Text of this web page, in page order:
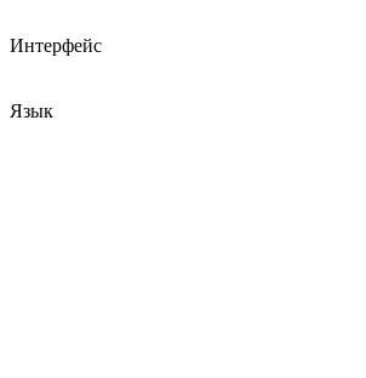
Интерфейс
Язык